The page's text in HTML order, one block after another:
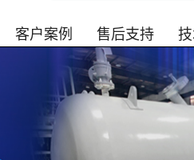
客户案例 售后支持